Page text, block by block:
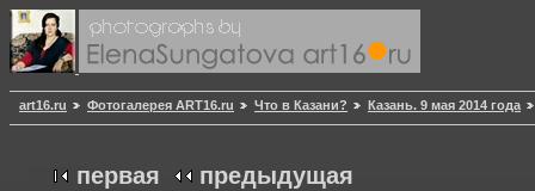
art16.ru Фотогалерея ART16.ru Что в Казани? Казань. 9 мая 2014 года
первая предыдущая